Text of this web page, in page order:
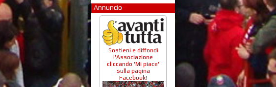
Annuncio
Sostieni e diffondi
l'Associazione
cliccando 'Mi piace'
sulla pagina
Facebook!